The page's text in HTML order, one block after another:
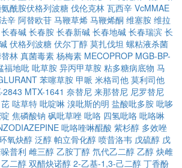
酰胺伏格列波糖 伐伦克林 瓦西辛 VcMMAE
辛 阿替欧苷 马鞭草烯 马鞭烯酮 维塞胺 维拉
长春碱 长春胺 长春新碱 长春地碱 长春瑞滨 长
伏格列波糖 伏尔丁醇 莫扎伐坦 螺粘液杀菌
林 真菌毒素 杨梅素 MECOPROP MGB-BP-
福地吡 吡草胺 异丙甲草胺 粘多糖病底物 马
苯噻草胺 甲哌 米格司他 莫利司他
2843 MTX-1641 奈替尼 来那替尼 尼罗替尼
芘 哒草特 吡啶啉 溴吡斯的明 盐酸吡多胺 吡哆
焦磷酸钠 砜吡草唑 吡咯 四氢吡咯 吡咯啉
吡咯喹啉醌酸 紫杉醇 多效唑
氧炔醇 泛醇 帕立骨化醇 喷昔洛韦 戊硫醇 戊
普利 雌三醇 乙胺丁醇 氘代乙二醇 乙醇 炔雌
乙二醇 双醋炔诺醇 2-乙基-1,3-己二醇 丁香酚